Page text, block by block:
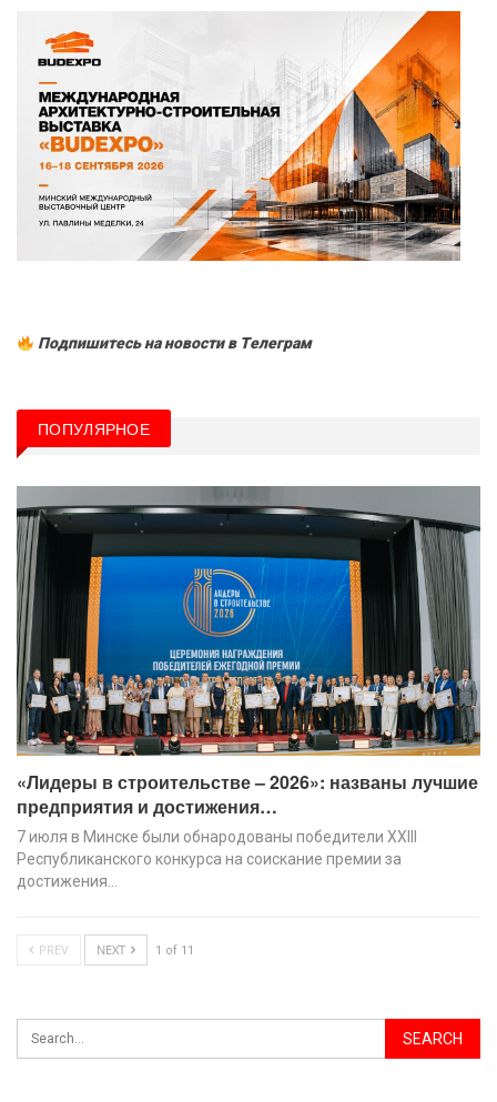
Подпишитесь на новости в Tелеграм
ПОПУЛЯРНОЕ
«Лидеры в строительстве – 2026»: названы лучшие
предприятия и достижения…
7 июля в Минске были обнародованы победители XХIII
Республиканского конкурса на соискание премии за
достижения…
PREV NEXT 1 of 11